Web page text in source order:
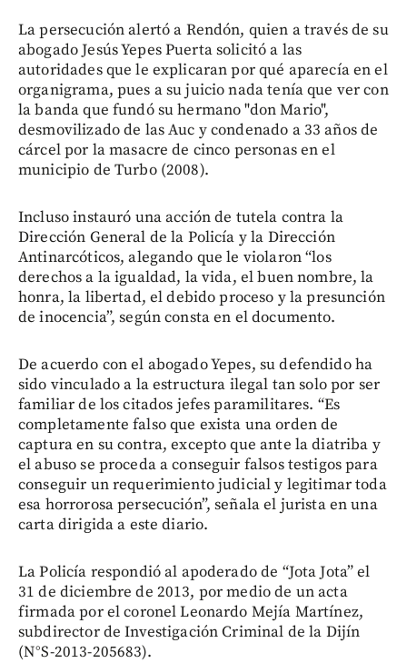
La persecución alertó a Rendón, quien a través de su
abogado Jesús Yepes Puerta solicitó a las
autoridades que le explicaran por qué aparecía en el
organigrama, pues a su juicio nada tenía que ver con
la banda que fundó su hermano "don Mario",
desmovilizado de las Auc y condenado a 33 años de
cárcel por la masacre de cinco personas en el
municipio de Turbo (2008).
Incluso instauró una acción de tutela contra la
Dirección General de la Policía y la Dirección
Antinarcóticos, alegando que le violaron “los
derechos a la igualdad, la vida, el buen nombre, la
honra, la libertad, el debido proceso y la presunción
de inocencia”, según consta en el documento.
De acuerdo con el abogado Yepes, su defendido ha
sido vinculado a la estructura ilegal tan solo por ser
familiar de los citados jefes paramilitares. “Es
completamente falso que exista una orden de
captura en su contra, excepto que ante la diatriba y
el abuso se proceda a conseguir falsos testigos para
conseguir un requerimiento judicial y legitimar toda
esa horrorosa persecución”, señala el jurista en una
carta dirigida a este diario.
La Policía respondió al apoderado de “Jota Jota” el
31 de diciembre de 2013, por medio de un acta
firmada por el coronel Leonardo Mejía Martínez,
subdirector de Investigación Criminal de la Dijín
(N°S-2013-205683).